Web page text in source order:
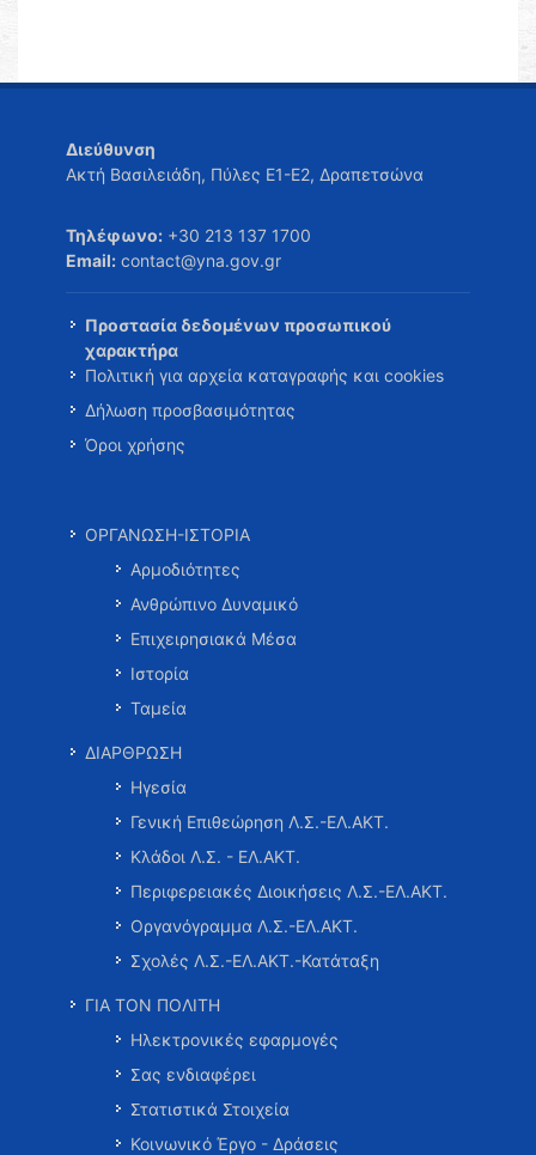
Διεύθυνση
Ακτή Βασιλειάδη, Πύλες Ε1-Ε2, Δραπετσώνα
Τηλέφωνο: +30 213 137 1700
Email: contact@yna.gov.gr
Προστασία δεδομένων προσωπικού
χαρακτήρα
Πολιτική για αρχεία καταγραφής και cookies
Δήλωση προσβασιμότητας
Όροι χρήσης
ΟΡΓΑΝΩΣΗ-ΙΣΤΟΡΙΑ
Αρμοδιότητες
Ανθρώπινο Δυναμικό
Επιχειρησιακά Μέσα
Ιστορία
Ταμεία
ΔΙΑΡΘΡΩΣΗ
Ηγεσία
Γενική Επιθεώρηση Λ.Σ.-ΕΛ.ΑΚΤ.
Κλάδοι Λ.Σ. - ΕΛ.ΑΚΤ.
Περιφερειακές Διοικήσεις Λ.Σ.-ΕΛ.ΑΚΤ.
Οργανόγραμμα Λ.Σ.-ΕΛ.ΑΚΤ.
Σχολές Λ.Σ.-ΕΛ.ΑΚΤ.-Κατάταξη
ΓΙΑ ΤΟΝ ΠΟΛΙΤΗ
Ηλεκτρονικές εφαρμογές
Σας ενδιαφέρει
Στατιστικά Στοιχεία
Κοινωνικό Έργο - Δράσεις